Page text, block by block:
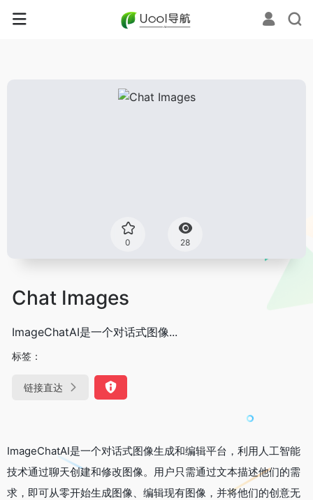
0 28
Chat Images
ImageChatAI是一个对话式图像...
标签：
链接直达
ImageChatAI是一个对话式图像生成和编辑平台，利用人工智能
技术通过聊天创建和修改图像。用户只需通过文本描述他们的需
求，即可从零开始生成图像、编辑现有图像，并将他们的创意无